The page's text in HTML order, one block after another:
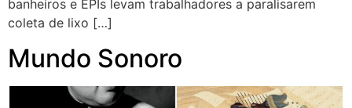
banheiros e EPIs levam trabalhadores a paralisarem
coleta de lixo […]
Mundo Sonoro